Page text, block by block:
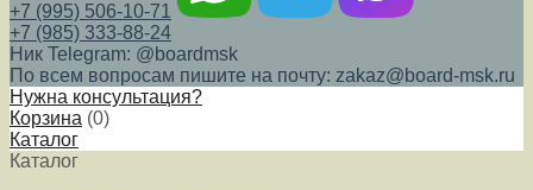
+7 (995) 506-10-71
+7 (985) 333-88-24
Ник Telegram: @boardmsk
По всем вопросам пишите на почту: zakaz@board-msk.ru
Нужна консультация?
Корзина (0)
Каталог
Каталог